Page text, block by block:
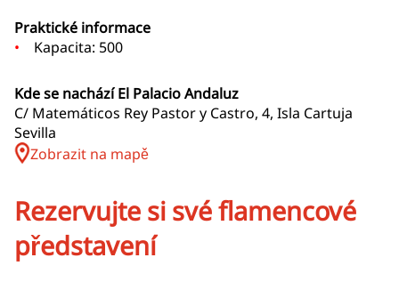
Praktické informace
Kapacita: 500
Kde se nachází El Palacio Andaluz
C/ Matemáticos Rey Pastor y Castro, 4, Isla Cartuja
Sevilla
Zobrazit na mapě
Rezervujte si své flamencové
představení